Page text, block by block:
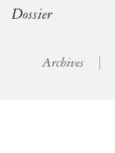
Dossier
Archives